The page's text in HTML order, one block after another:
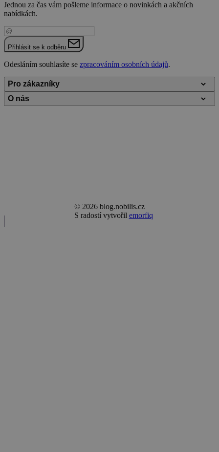
Jednou za čas vám pošleme informace o novinkách a akčních
nabídkách.
Váš e-mail
Přihlásit se k odběru
Odesláním souhlasíte se zpracováním osobních údajů.
Pro zákazníky
O nás
© 2026 blog.nobilis.cz
S radostí vytvořil emorfiq